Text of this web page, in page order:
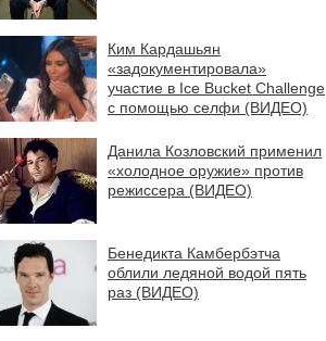
Ким Кардашьян
«задокументировала»
участие в Ice Bucket Challenge
с помощью селфи (ВИДЕО)
Данила Козловский применил
«холодное оружие» против
режиссера (ВИДЕО)
Бенедикта Камбербэтча
облили ледяной водой пять
раз (ВИДЕО)